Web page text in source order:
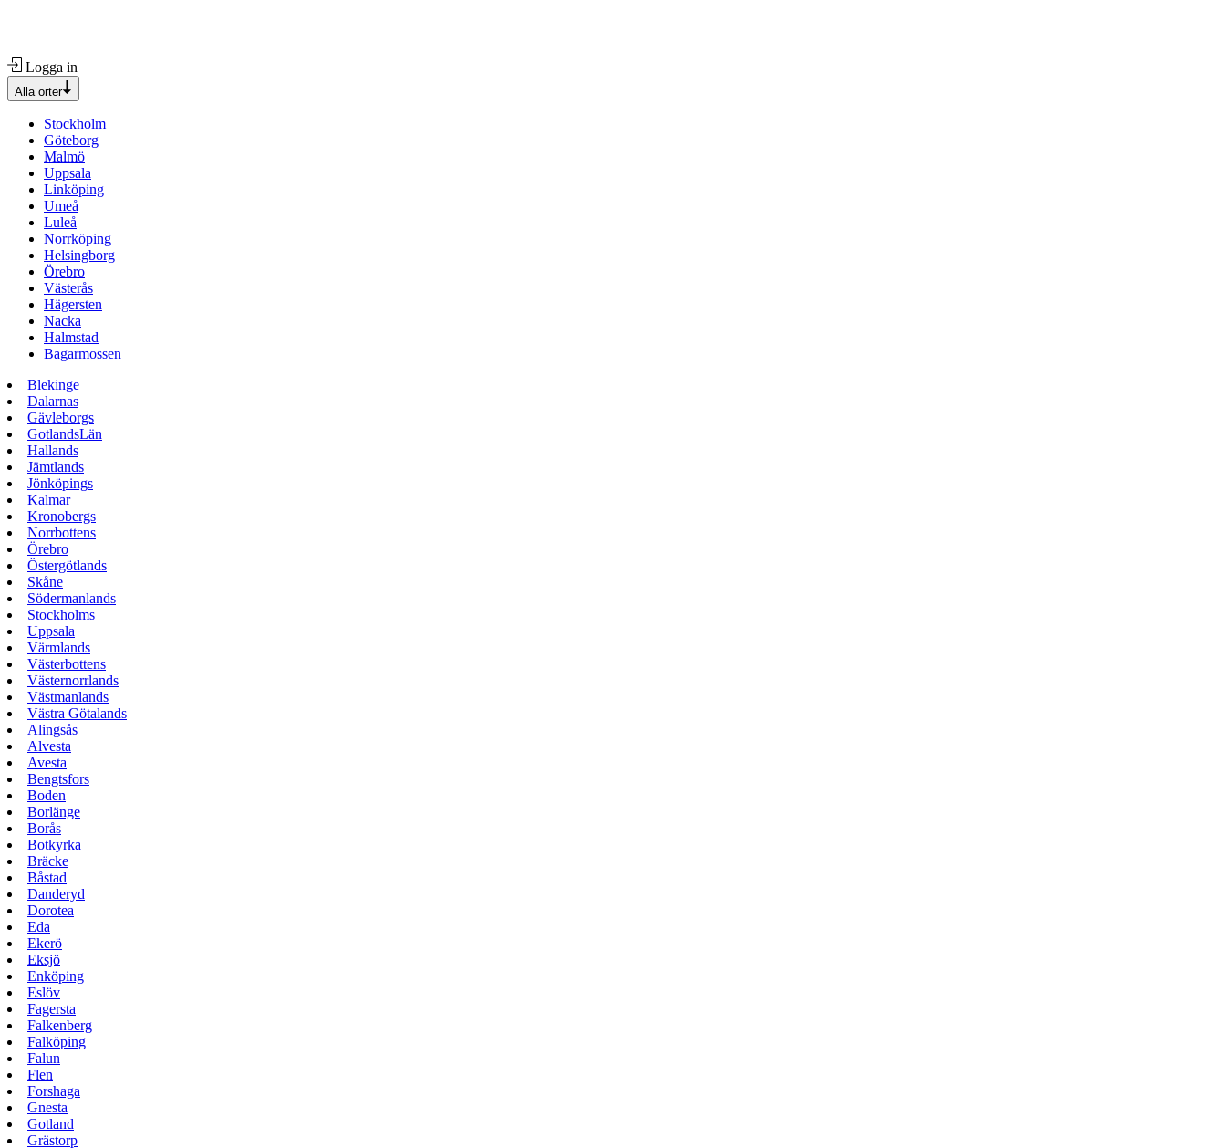
Logga in
Alla orter
Stockholm
Göteborg
Malmö
Uppsala
Linköping
Umeå
Luleå
Norrköping
Helsingborg
Örebro
Västerås
Hägersten
Nacka
Halmstad
Bagarmossen
Blekinge
Dalarnas
Gävleborgs
GotlandsLän
Hallands
Jämtlands
Jönköpings
Kalmar
Kronobergs
Norrbottens
Örebro
Östergötlands
Skåne
Södermanlands
Stockholms
Uppsala
Värmlands
Västerbottens
Västernorrlands
Västmanlands
Västra Götalands
Alingsås
Alvesta
Avesta
Bengtsfors
Boden
Borlänge
Borås
Botkyrka
Bräcke
Båstad
Danderyd
Dorotea
Eda
Ekerö
Eksjö
Enköping
Eslöv
Fagersta
Falkenberg
Falköping
Falun
Flen
Forshaga
Gnesta
Gotland
Grästorp